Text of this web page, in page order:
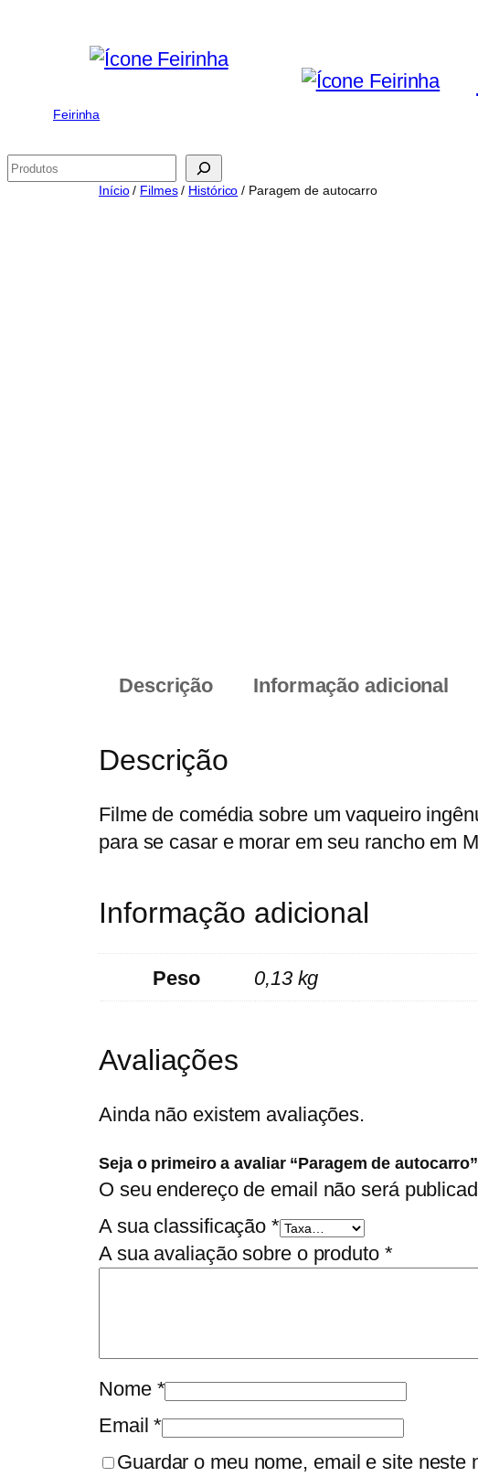
Feirinha
Pesquisar
Início/ Filmes/ Histórico / Paragem de autocarro
Descrição
Informação adicional
Descrição
Filme de comédia sobre um vaqueiro
para se casar e morar em seu rancho em
Informação adicional
Peso 0,13 kg
Avaliações
Ainda não existem avaliações.
Seja o primeiro a avaliar “Paragem de autocarro”
O seu endereço de email não será
A sua classificação *
A sua avaliação sobre o produto *
Nome *
Email*
Guardar o meu nome, email e site